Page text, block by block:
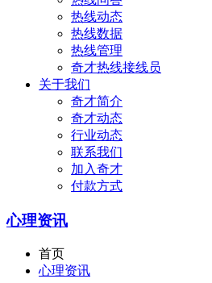
热线动态
热线数据
热线管理
奇才热线接线员
关于我们
奇才简介
奇才动态
行业动态
联系我们
加入奇才
付款方式
心理资讯
首页
心理资讯